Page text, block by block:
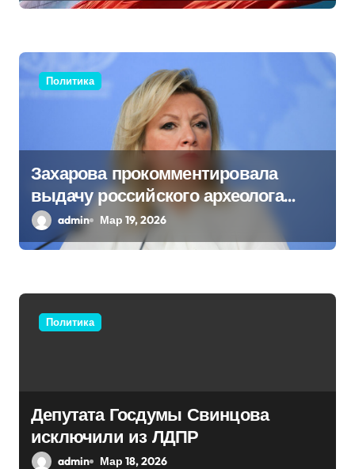
с
я
м
Политика
Захарова прокомментировала
выдачу российского археолога
Бутягина Украине
admin Мар 19, 2026
Политика
Депутата Госдумы Свинцова
исключили из ЛДПР
admin Мар 18, 2026